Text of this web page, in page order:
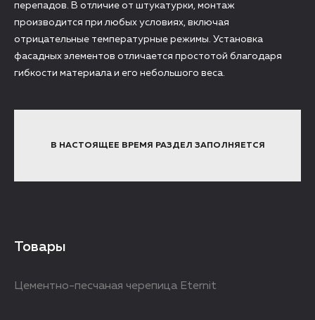
перепадов. В отличие от штукатурки, монтаж
производится при любых условиях, включая
отрицательные температурные режимы. Установка
фасадных элементов отличается простотой благодаря
гибкости материала и его небольшого веса.
В НАСТОЯЩЕЕ ВРЕМЯ РАЗДЕЛ ЗАПОЛНЯЕТСЯ
Товары
Цементно-песчаная черепица Eternit